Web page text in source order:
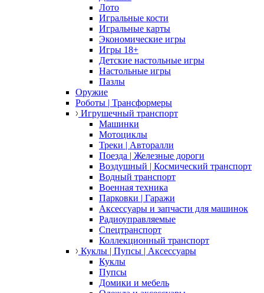
Лото
Игральные кости
Игральные карты
Экономические игры
Игры 18+
Детские настольные игры
Настольные игры
Пазлы
Оружие
Роботы | Трансформеры
Игрушечный транспорт
Машинки
Мотоциклы
Треки | Авторалли
Поезда | Железные дороги
Воздушный | Космический транспорт
Водный транспорт
Военная техника
Парковки | Гаражи
Аксессуары и запчасти для машинок
Радиоуправляемые
Спецтранспорт
Коллекционный транспорт
Куклы | Пупсы | Аксессуары
Куклы
Пупсы
Домики и мебель